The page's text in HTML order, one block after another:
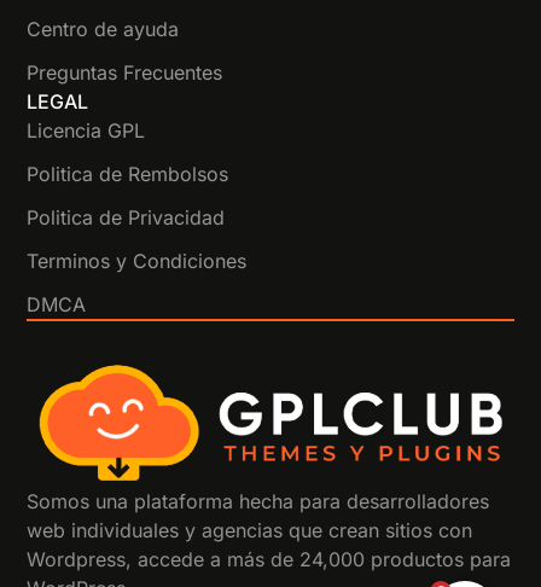
Centro de ayuda
Preguntas Frecuentes
LEGAL
Licencia GPL
Politica de Rembolsos
Politica de Privacidad
Terminos y Condiciones
DMCA
Somos una plataforma hecha para desarrolladores
web individuales y agencias que crean sitios con
Wordpress, accede a más de 24,000 productos para